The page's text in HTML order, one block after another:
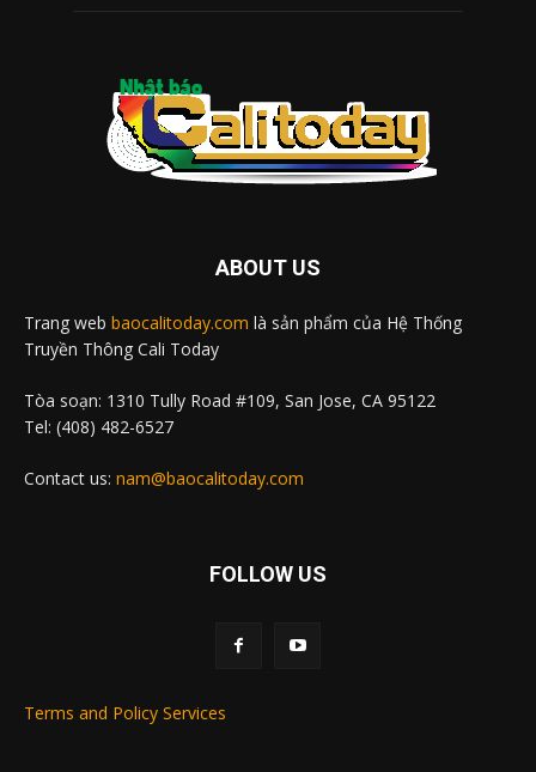
ABOUT US
Trang web baocalitoday.com là sản phẩm của Hệ Thống
Truyền Thông Cali Today
Tòa soạn: 1310 Tully Road #109, San Jose, CA 95122
Tel: (408) 482-6527
Contact us: nam@baocalitoday.com
FOLLOW US
Terms and Policy Services